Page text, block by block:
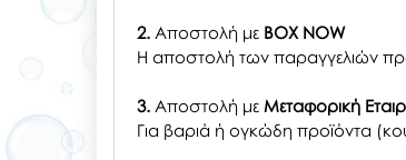
2. Αποστολή με BOX NOW
Η αποστολή των παραγγελιών
3. Αποστολή με Μεταφορική
Για βαριά ή ογκώδη προϊόντα